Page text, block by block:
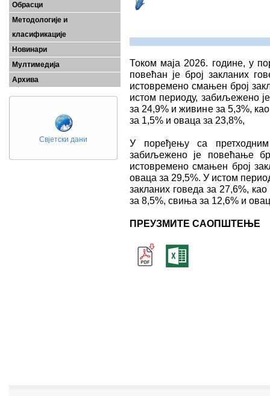
Обрасци
Методологије и
класификације
Новинари
Мултимедија
Архива
Свјетски дани
Током маја 2026. године, у
повећан је број закланих
истовремено смањен број
истом периоду, забиљежено
за 24,9% и живине за 5,3%,
за 1,5% и оваца за 23,8%,
У поређењу са
забиљежено је повећање
истовремено смањен број
оваца за 29,5%. У истом
закланих говеда за 27,6%,
за 8,5%, свиња за 12,6% и
ПРЕУЗМИТЕ САОПШТЕЊЕ